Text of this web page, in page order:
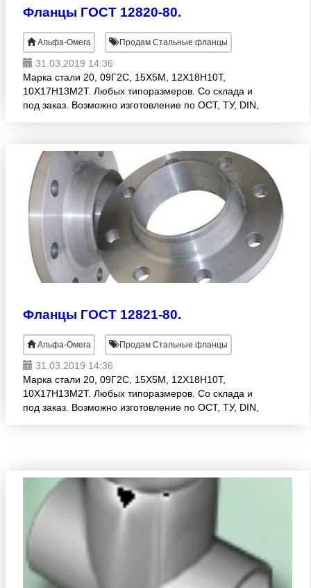
Фланцы ГОСТ 12820-80.
Альфа-Омега Продам Стальные фланцы
31.03.2019 14:36
Марка стали 20, 09Г2С, 15Х5М, 12Х18Н10Т,
10Х17Н13М2Т. Любых типоразмеров. Со склада и
под заказ. Возможно изготовление по ОСТ, ТУ, DIN,
Фланцы ГОСТ 12821-80.
Альфа-Омега Продам Стальные фланцы
31.03.2019 14:36
Марка стали 20, 09Г2С, 15Х5М, 12Х18Н10Т,
10Х17Н13М2Т. Любых типоразмеров. Со склада и
под заказ. Возможно изготовление по ОСТ, ТУ, DIN,